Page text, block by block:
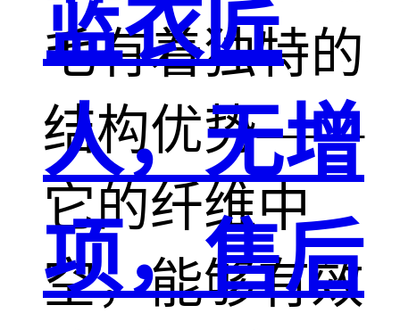
毛有着独特的
结构优势——
它的纤维中
空，能够有效
蓝衣匠
人，无增
项，售后